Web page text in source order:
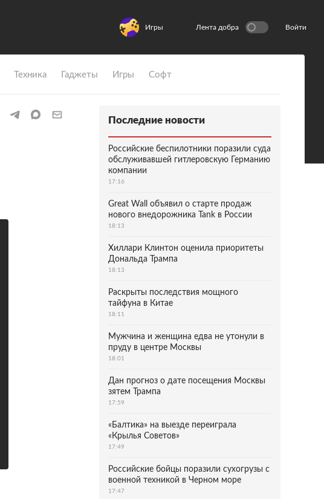
Игры Лента добра Войти
Техника Гаджеты Игры Софт
Последние новости
Российские беспилотники поразили суда
обслуживавшей гитлеровскую Германию
компании
17:16
Great Wall объявил о старте продаж
нового внедорожника Tank в России
18:13
Хиллари Клинтон оценила приоритеты
Дональда Трампа
18:13
Раскрыты последствия мощного
тайфуна в Китае
18:11
Мужчина и женщина едва не утонули в
пруду в центре Москвы
18:01
Дан прогноз о дате посещения Москвы
зятем Трампа
17:59
«Балтика» на выезде переиграла
«Крылья Советов»
17:49
Российские бойцы поразили сухогрузы с
военной техникой в Черном море
17:47